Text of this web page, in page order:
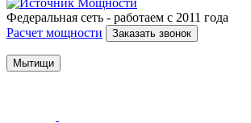
Федеральная сеть - работаем с 2011 года
Расчет мощности
Заказать звонок
Мытищи